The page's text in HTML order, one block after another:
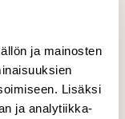
ja mainosten
Lisäksi
ja analytiikka-